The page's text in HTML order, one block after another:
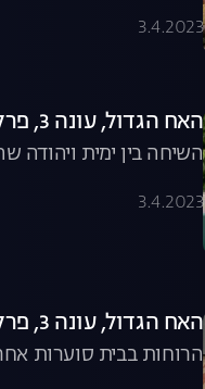
3.4.2023
האח הגדול, עונה 3, פרק 6: הקשר של קארין וג'וזי ממשיך להסתבך
השיחה בין ימית ויהודה
3.4.2023
האח הגדול, עונה 3, פרק 7: הפיצוץ שחילק את הבית לשניים
הרוחות בבית סוערות